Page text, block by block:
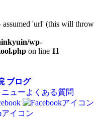
assumed 'url' (this will throw
wp-
on line 11
ブログ
ューよくある質問